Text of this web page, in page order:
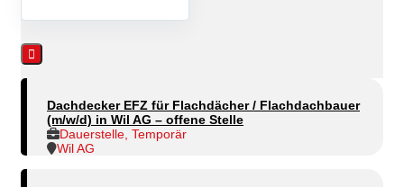
Dachdecker EFZ für Flachdächer / Flachdachbauer
(m/w/d) in Wil AG – offene Stelle
Dauerstelle, Temporär
Wil AG